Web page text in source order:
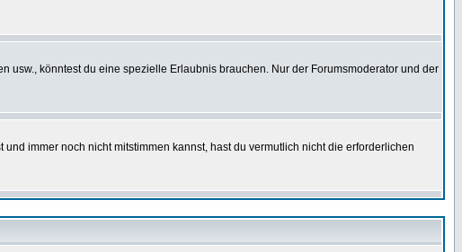
usw., könntest du eine spezielle Erlaubnis brauchen. Nur der Forumsmoderator und der
immer noch nicht mitstimmen kannst, hast du vermutlich nicht die erforderlichen